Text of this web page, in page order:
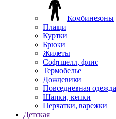
Комбинезоны
Плащи
Куртки
Брюки
Жилеты
Софтшелл, флис
Термобелье
Дождевики
Повседневная одежда
Шапки, кепки
Перчатки, варежки
Детская